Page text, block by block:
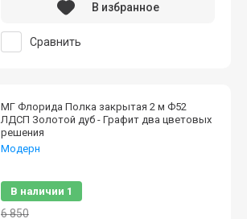
Сравнить
В избранное
МГ Флорида Полка закрытая 2 м Ф52
ЛДСП Золотой дуб - Графит два цветовых
решения
Модерн
В наличии 1
6 850